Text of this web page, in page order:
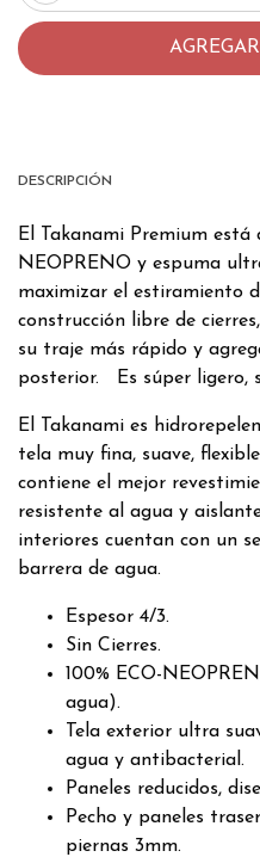
DESCRIPCIÓN
El Takanami Premium está
NEOPRENO y espuma
maximizar el estiramiento
construcción libre de
su traje más rápido y
posterior. Es súper ligero,
El Takanami es
tela muy fina, suave,
contiene el mejor
resistente al agua y
interiores cuentan con un
barrera de agua.
Espesor 4/3.
Sin Cierres.
100% ECO-
agua).
Tela exterior ultra
agua y antibacterial.
Paneles reducidos,
Pecho y paneles
piernas 3mm.